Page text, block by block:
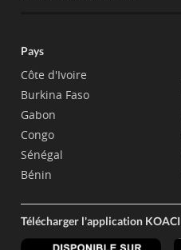
Pays
Côte d'Ivoire
Burkina Faso
Gabon
Congo
Sénégal
Bénin
Télécharger l'application KOACI